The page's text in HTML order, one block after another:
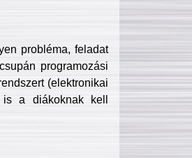
probléma, feladat
programozási
(elektronikai
is a diákoknak kell